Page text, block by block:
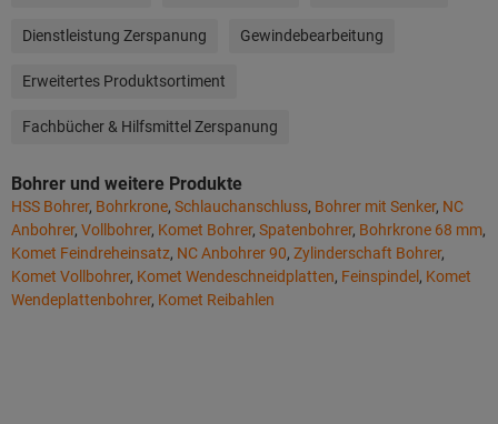
Dienstleistung Zerspanung Gewindebearbeitung
Erweitertes Produktsortiment
Fachbücher & Hilfsmittel Zerspanung
Bohrer und weitere Produkte
HSS Bohrer, Bohrkrone, Schlauchanschluss, Bohrer mit Senker, NC
Anbohrer, Vollbohrer, Komet Bohrer, Spatenbohrer, Bohrkrone 68 mm,
Komet Feindreheinsatz, NC Anbohrer 90, Zylinderschaft Bohrer,
Komet Vollbohrer, Komet Wendeschneidplatten, Feinspindel , Komet
Wendeplattenbohrer, Komet Reibahlen